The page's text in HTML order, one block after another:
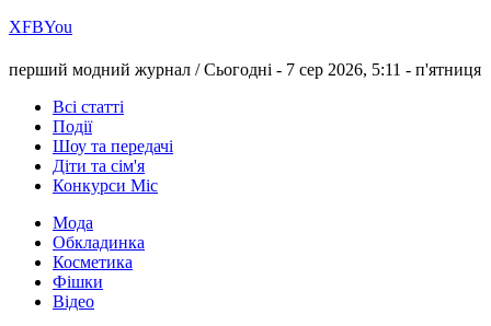
ХFBYou
перший модний журнал /Сьогодні - 7 сер 2026, 5:11 - п'ятниця
Всі статті
Події
Шоу та передачі
Діти та сім'я
Конкурси Міс
Мода
Обкладинка
Косметика
Фішки
Відео